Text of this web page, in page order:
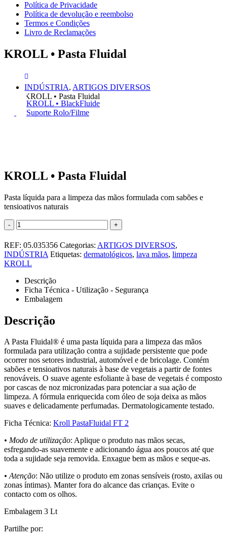
Política de Privacidade
Política de devolução e reembolso
Termos e Condições
Livro de Reclamações
KROLL • Pasta Fluidal
INDÚSTRIA, ARTIGOS DIVERSOS
KROLL • Pasta Fluidal
KROLL • BlackFluide
Suporte Rolo/Filme
KROLL • Pasta Fluidal
Pasta líquida para a limpeza das mãos formulada com sabões e
tensioativos naturais
- +
REF: 05.035356 Categorias: ARTIGOS DIVERSOS,
INDÚSTRIA Etiquetas: dermatológicos, lava mãos, limpeza
KROLL
Descrição
Ficha Técnica - Utilização - Segurança
Embalagem
Descrição
A Pasta Fluidal® é uma pasta líquida para a limpeza das mãos
formulada para utilização contra a sujidade persistente que pode
ocorrer nos setores industrial, automóvel e de bricolage. Contém
sabões e tensioativos naturais à base de vegetais a partir de fontes
renováveis. O suave agente esfoliante à base de vegetais é composto
por cascas de noz micronizadas para potenciar a sua ação de
limpeza. A fórmula enriquecida com óleo de soja deixa as mãos
suaves e delicadamente perfumadas. Dermatologicamente testado.
Ficha Técnica: Kroll PastaFluidal FT 2
• Modo de utilização: Aplique o produto nas mãos secas,
esfregando-as suavemente e adicionando água aos poucos até que
toda a sujidade seja removida. Enxague bem as mãos e seque-as.
• Atenção: Não utilize o produto em zonas sensíveis (rosto, axilas ou
zonas íntimas). Manter fora do alcance das crianças. Evite o
contacto com os olhos.
Embalagem 3 Lt
Partilhe por: